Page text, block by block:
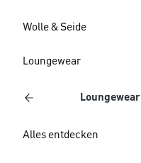
Wolle & Seide
Loungewear
Loungewear
Alles entdecken